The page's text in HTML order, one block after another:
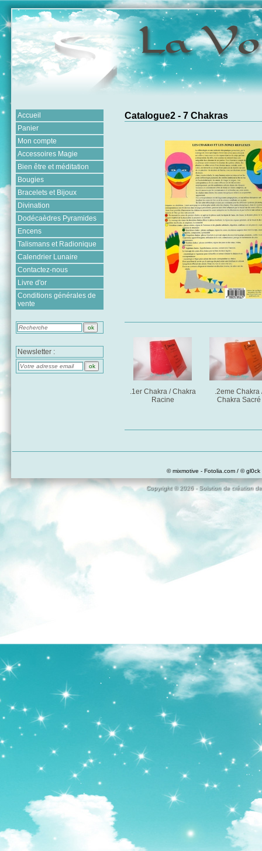
Accueil
Panier
Mon compte
Accessoires Magie
Bien être et méditation
Bougies
Bracelets et Bijoux
Divination
Dodécaèdres Pyramides
Encens
Talismans et Radionique
Calendrier Lunaire
Contactez-nous
Livre d'or
Conditions générales de
vente
Newsletter :
Catalogue2 - 7 Chakras
.1er Chakra / Chakra
Racine
.2eme Chakra
Chakra Sacré
© mixmotive - Fotolia.com / ©
Copyright © 2026 - Solution de création